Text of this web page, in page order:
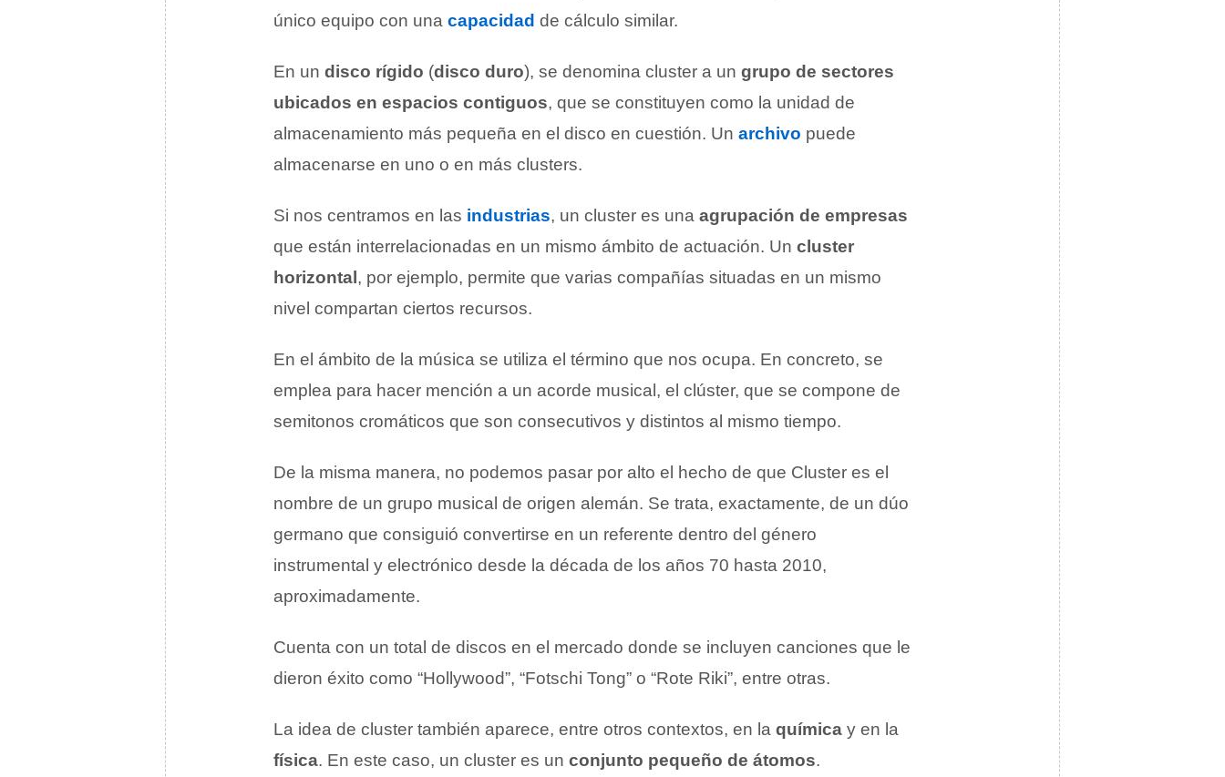
único equipo con una capacidad de cálculo similar.
En un disco rígido (disco duro), se denomina cluster a un grupo de sectores
ubicados en espacios contiguos, que se constituyen como la unidad de
almacenamiento más pequeña en el disco en cuestión. Un archivo puede
almacenarse en uno o en más clusters.
Si nos centramos en las industrias, un cluster es una agrupación de empresas
que están interrelacionadas en un mismo ámbito de actuación. Un cluster
horizontal , por ejemplo, permite que varias compañías situadas en un mismo
nivel compartan ciertos recursos.
En el ámbito de la música se utiliza el término que nos ocupa. En concreto, se
emplea para hacer mención a un acorde musical, el clúster, que se compone de
semitonos cromáticos que son consecutivos y distintos al mismo tiempo.
De la misma manera, no podemos pasar por alto el hecho de que Cluster es el
nombre de un grupo musical de origen alemán. Se trata, exactamente, de un dúo
germano que consiguió convertirse en un referente dentro del género
instrumental y electrónico desde la década de los años 70 hasta 2010,
aproximadamente.
Cuenta con un total de discos en el mercado donde se incluyen canciones que le
dieron éxito como “Hollywood”, “Fotschi Tong” o “Rote Riki”, entre otras.
La idea de cluster también aparece, entre otros contextos, en la química y en la
física. En este caso, un cluster es un conjunto pequeño de átomos.